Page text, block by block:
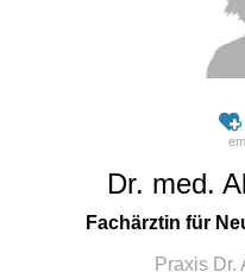
Dr. med.
Fachärztin für
Praxis Dr.